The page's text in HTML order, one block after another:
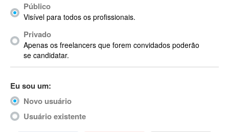
ACPI
Acrobat
Acrobat X
Acronis
ACT
Actimize
ActionScript
ActionScript 3
Público
Visível para todos os profissionais.
Privado
Apenas os freelancers que forem convidados poderão
se candidatar.
Eu sou um:
Novo usuário
Usuário existente